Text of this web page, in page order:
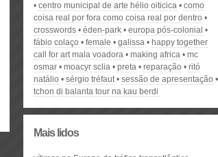
centro municipal de arte hélio oiticica
como
coisa real por fora como coisa real por dentro
crosswords
éden-park
europa pós-colonial
fábio colaço
female galissa
happy together
call for art mala voadora
making africa
mc
osmar
moacyr sclia preta reparação
ritó
natálio
sérgio tréfaut
sessão de apresentação
tchon di balanta tour na kau berdi
Mais lidos